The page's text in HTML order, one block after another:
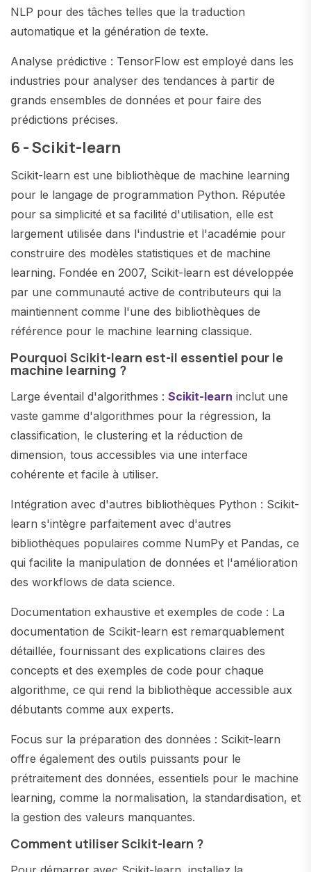
NLP pour des tâches telles que la traduction
automatique et la génération de texte.
Analyse prédictive : TensorFlow est employé dans les
industries pour analyser des tendances à partir de
grands ensembles de données et pour faire des
prédictions précises.
6 - Scikit-learn
Scikit-learn est une bibliothèque de machine learning
pour le langage de programmation Python. Réputée
pour sa simplicité et sa facilité d'utilisation, elle est
largement utilisée dans l'industrie et l'académie pour
construire des modèles statistiques et de machine
learning. Fondée en 2007, Scikit-learn est développée
par une communauté active de contributeurs qui la
maintiennent comme l'une des bibliothèques de
référence pour le machine learning classique.
Pourquoi Scikit-learn est-il essentiel pour le
machine learning ?
Large éventail d'algorithmes : Scikit-learn inclut une
vaste gamme d'algorithmes pour la régression, la
classification, le clustering et la réduction de
dimension, tous accessibles via une interface
cohérente et facile à utiliser.
Intégration avec d'autres bibliothèques Python : Scikit-
learn s'intègre parfaitement avec d'autres
bibliothèques populaires comme NumPy et Pandas, ce
qui facilite la manipulation de données et l'amélioration
des workflows de data science.
Documentation exhaustive et exemples de code : La
documentation de Scikit-learn est remarquablement
détaillée, fournissant des explications claires des
concepts et des exemples de code pour chaque
algorithme, ce qui rend la bibliothèque accessible aux
débutants comme aux experts.
Focus sur la préparation des données : Scikit-learn
offre également des outils puissants pour le
prétraitement des données, essentiels pour le machine
learning, comme la normalisation, la standardisation, et
la gestion des valeurs manquantes.
Comment utiliser Scikit-learn ?